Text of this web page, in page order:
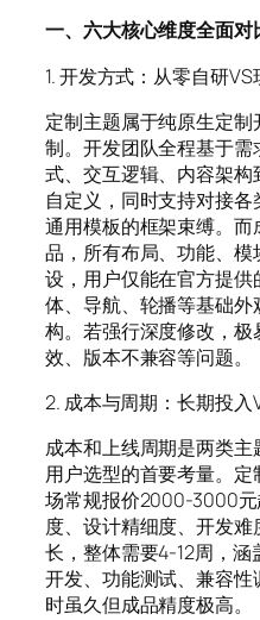
一、六大核心维度全面对
1. 开发方式：从零自研VS
定制主题属于纯原生定
制。开发团队全程基于
式、交互逻辑、内容架
自定义，同时支持对接
通用模板的框架束缚。
品，所有布局、功能、
设，用户仅能在官方提
体、导航、轮播等基础
构。若强行深度修改，
效、版本不兼容等问题。
2. 成本与周期：长期投
成本和上线周期是两类
用户选型的首要考量。
场常规报价2000-3000
度、设计精细度、开发
长，整体需要4-12周，
开发、功能测试、兼容
时虽久但成品精度极高。